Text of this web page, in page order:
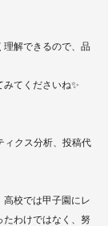
理解できるので、品
てくださいね✨
ィクス分析、投稿代
校では甲子園にレ
たわけではなく、努